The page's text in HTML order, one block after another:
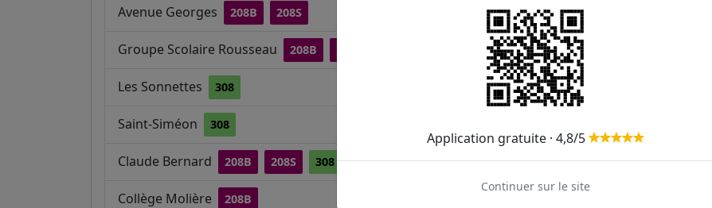
Avenue Georges 208B 208S
Groupe Scolaire Rousseau 208B 208S
Les Sonnettes 308
Saint-Siméon 308
Claude Bernard 208B 208S 308 664m
Collège Molière 208B
Application gratuite · 4,8/5
Continuer sur le site